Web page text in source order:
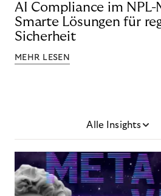
AI Compliance im NPL-
Smarte Lösungen für
Sicherheit
MEHR LESEN
Alle Insights